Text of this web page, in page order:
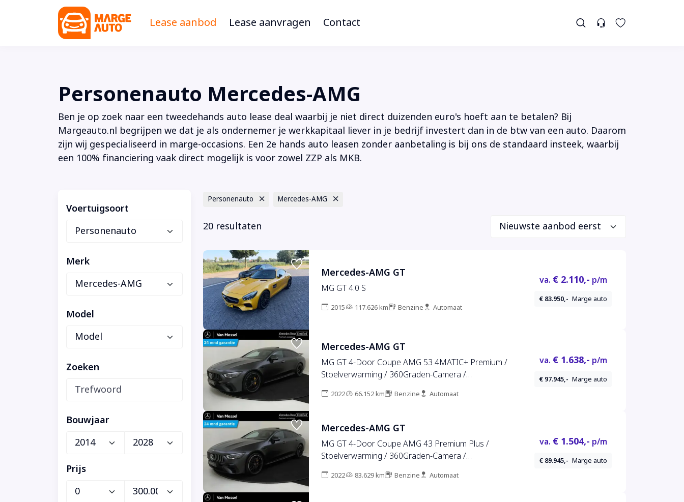
Lease aanbod Lease aanvragen Contact
Personenauto Mercedes-AMG
Ben je op zoek naar een tweedehands auto lease deal waarbij je niet direct duizenden euro's hoeft aan te betalen? Bij
Margeauto.nl begrijpen we dat je als ondernemer je werkkapitaal liever in je bedrijf investert dan in de btw van een auto. Daarom
zijn wij gespecialiseerd in marge-occasions. Een 2e hands auto leasen zonder aanbetaling is bij ons de standaard insteek, waarbij
een 100% financiering vaak direct mogelijk is voor zowel ZZP als MKB.
Voertuigsoort
Merk
Model
Zoeken
Bouwjaar
Prijs
Personenauto Mercedes-AMG
20 resultaten
Mercedes-AMG GT
MG GT 4.0 S
2015 117.626 km Benzine Automaat
va. € 2.110,- p/m
€ 83.950,- Marge auto
Mercedes-AMG GT
MG GT 4-Door Coupe AMG 53 4MATIC+ Premium /
Stoelverwarming / 360Graden-Camera /
Pakket / Stoelventilatie /
2022 66.152 km Benzine Automaat
va. € 1.638,- p/m
€ 97.945,- Marge auto
Mercedes-AMG GT
MG GT 4-Door Coupe AMG 43 Premium Plus /
Stoelverwarming / 360Graden-Camera /
Stoelen / Stoelventilatie /
2022 83.629 km Benzine Automaat
va. € 1.504,- p/m
€ 89.945,- Marge auto